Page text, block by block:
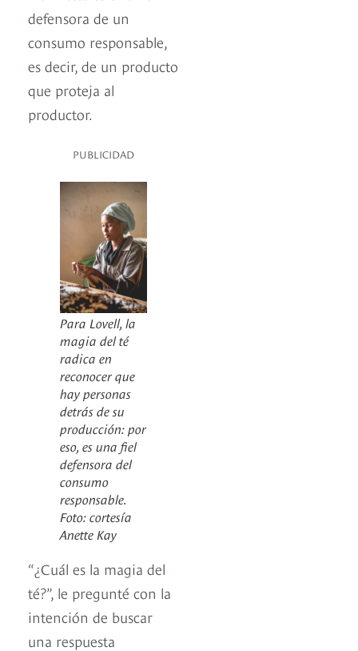
defensora de un
consumo responsable,
es decir, de un producto
que proteja al
productor.
PUBLICIDAD
Para Lovell, la
magia del té
radica en
reconocer que
hay personas
detrás de su
producción: por
eso, es una fiel
defensora del
consumo
responsable.
Foto: cortesía
Anette Kay
“¿Cuál es la magia del
té?”, le pregunté con la
intención de buscar
una respuesta